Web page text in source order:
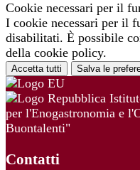
Cookie necessari per il
I cookie necessari per il
disabilitati. È possibile
della cookie policy.
Accetta tutti Salva le
per l'Enogastronomia e
Buontalenti"
Contatti